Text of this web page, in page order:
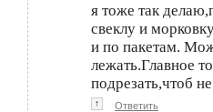
я тоже так
свеклу и
и по пакетам.
лежать.Главное
подрезать,чтоб
↑ Ответить